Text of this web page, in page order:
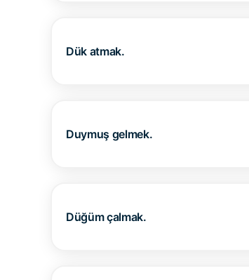
Dük atmak.
Duymuş gelmek.
Düğüm çalmak.